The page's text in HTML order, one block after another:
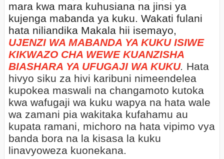
mara kwa mara kuhusiana na jinsi ya
kujenga mabanda ya kuku. Wakati fulani
hata niliandika Makala hii isemayo,
UJENZI WA MABANDA YA KUKU ISIWE
KIKWAZO CHA WEWE KUANZISHA
BIASHARA YA UFUGAJI WA KUKU. Hata
hivyo siku za hivi karibuni nimeendelea
kupokea maswali na changamoto kutoka
kwa wafugaji wa kuku wapya na hata wale
wa zamani pia wakitaka kufahamu au
kupata ramani, michoro na hata vipimo vya
banda bora na la kisasa la kuku
linavyoweza kuonekana.